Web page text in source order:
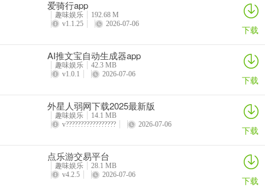
爱骑行app
趣味娱乐
192.68 M
v1.1.25
2026-07-06 下载
AI推文宝自动生成器app
趣味娱乐
42.3 MB
v1.0.1
2026-07-06 下载
​外星人弱网下载2025最新版
趣味娱乐
14.1 MB
v?????????????????
2026-07-06 下载
点乐游交易平台
趣味娱乐
28.1 MB
v4.2.5
2026-07-06 下载